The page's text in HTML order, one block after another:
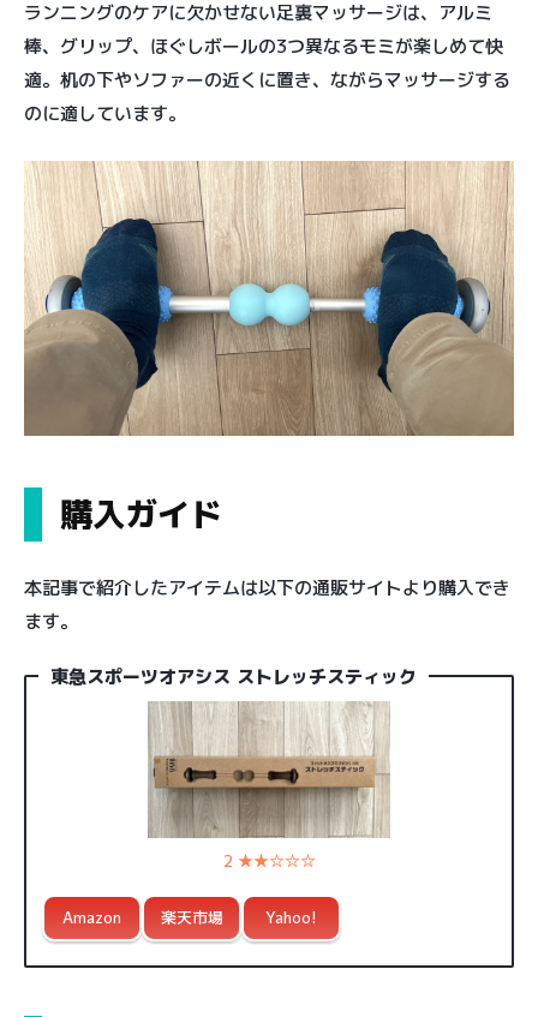
ランニングのケアに欠かせない足裏マッサージは、アルミ
棒、グリップ、ほぐしボールの3つ異なるモミが楽しめて快
適。机の下やソファーの近くに置き、ながらマッサージする
のに適しています。
購入ガイド
本記事で紹介したアイテムは以下の通販サイトより購入でき
ます。
東急スポーツオアシス ストレッチスティック
2 ★★☆☆☆
Amazon 楽天市場 Yahoo!